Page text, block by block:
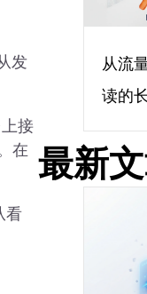
发
接
在
看
从流
读的
最新